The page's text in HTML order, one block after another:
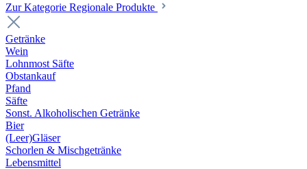
Zur Kategorie Regionale Produkte
Getränke
Wein
Lohnmost Säfte
Obstankauf
Pfand
Säfte
Sonst. Alkoholischen Getränke
Bier
(Leer)Gläser
Schorlen & Mischgetränke
Lebensmittel